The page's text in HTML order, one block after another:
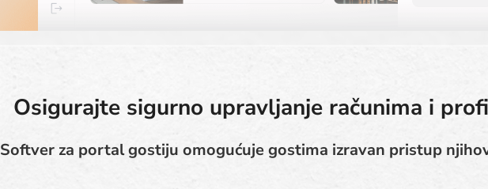
Osigurajte sigurno upravljanje računima i
Softver za portal gostiju omogućuje gostima izravan pristup